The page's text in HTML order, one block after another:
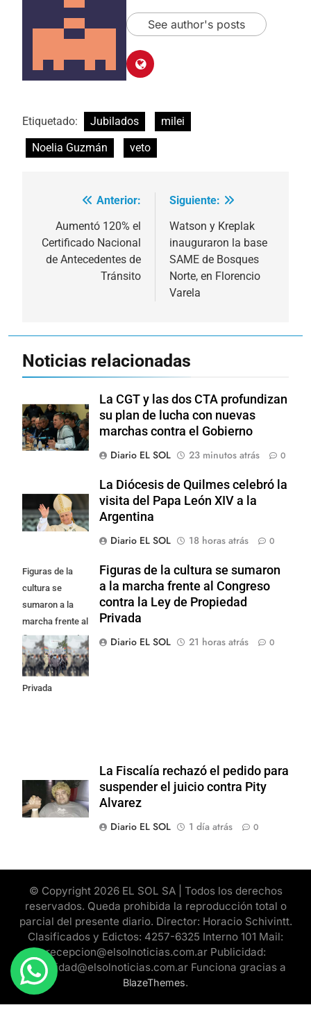
See author's posts
Etiquetado: Jubilados
milei
Noelia Guzmán
veto
Navegación
entradas
Anterior:
Aumentó 120% el
Certificado Nacional
de Antecedentes de
Tránsito
Siguiente:
Watson y Kreplak
inauguraron la base
SAME de Bosques
Norte, en Florencio
Varela
Noticias relacionadas
La CGT y las dos CTA profundizan
su plan de lucha con nuevas
marchas contra el Gobierno
Diario EL SOL
23 minutos atrás 0
La Diócesis de Quilmes celebró la
visita del Papa León XIV a la
Argentina
Diario EL SOL
18 horas atrás 0
Figuras de la
cultura se
sumaron a la
marcha frente al
Congreso contra
la Ley de
Propiedad
Privada
Figuras de la cultura se sumaron
a la marcha frente al Congreso
contra la Ley de Propiedad
Privada
Diario EL SOL
21 horas atrás 0
La Fiscalía rechazó el pedido para
suspender el juicio contra Pity
Alvarez
Diario EL SOL
1 día atrás 0
© Copyright 2026 EL SOL SA | Todos los derechos
reservados. Queda prohibida la reproducción total o
parcial del presente diario. Director: Horacio Schivintt.
Clasificados y Edictos: 4257-6325 Interno 101 Mail:
recepcion@elsolnoticias.com.ar Publicidad:
publicidad@elsolnoticias.com.ar Funciona gracias a
BlazeThemes.